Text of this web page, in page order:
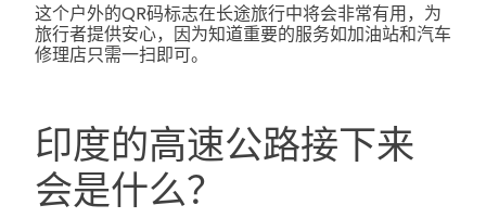
这个户外的QR码标志在长途旅行中将会非常有用，为
旅行者提供安心，因为知道重要的服务如加油站和汽车
修理店只需一扫即可。
印度的高速公路接下来
会是什么？